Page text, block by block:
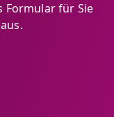
Formular für Sie